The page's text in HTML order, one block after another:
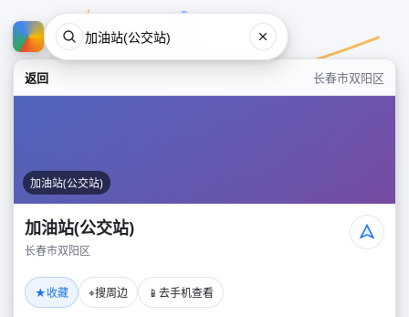
返回 长春市双阳区
加油站(公交站)
加油站(公交站)
长春市双阳区
★收藏 ⌖搜周边 📱 去手机查看